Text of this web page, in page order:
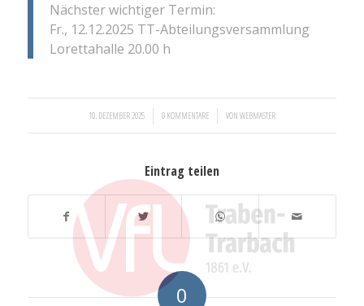
Nächster wichtiger Termin:
Fr., 12.12.2025 TT-Abteilungsversammlung
Lorettahalle 20.00 h
10. DEZEMBER 2025
/ 0 KOMMENTARE
/ VON WEBMASTER
Eintrag teilen
0